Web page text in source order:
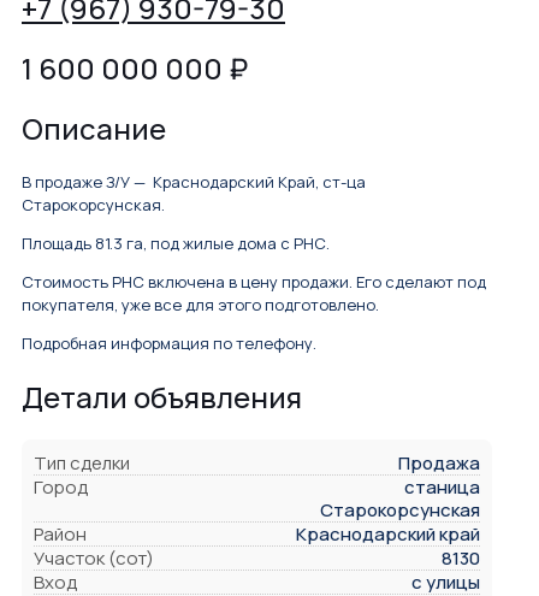
+7 (967) 930-79-30
1 600 000 000 ₽
Описание
В продаже З/У — Краснодарский Край, ст-ца
Старокорсунская.
Площадь 81.3 га, под жилые дома с РНС.
Стоимость РНС включена в цену продажи. Его сделают под
покупателя, уже все для этого подготовлено.
Подробная информация по телефону.
Детали объявления
Тип сделки
Продажа
Город
станица
Старокорсунская
Район
Краснодарский край
Участок (сот)
8130
Вход
с улицы